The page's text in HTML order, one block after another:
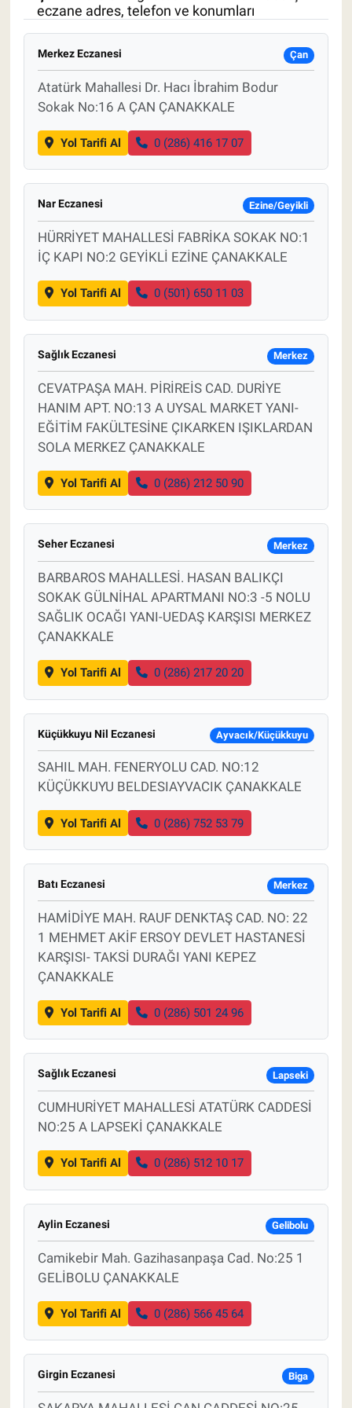
eczane adres, telefon ve konumları
Merkez Eczanesi Çan
Atatürk Mahallesi Dr. Hacı İbrahim Bodur
Sokak No:16 A ÇAN ÇANAKKALE
Yol Tarifi Al 0 (286) 416 17 07
Nar Eczanesi Ezine/Geyikli
HÜRRİYET MAHALLESİ FABRİKA SOKAK NO:1
İÇ KAPI NO:2 GEYİKLİ EZİNE ÇANAKKALE
Yol Tarifi Al 0 (501) 650 11 03
Sağlık Eczanesi Merkez
CEVATPAŞA MAH. PİRİREİS CAD. DURİYE
HANIM APT. NO:13 A UYSAL MARKET YANI-
EĞİTİM FAKÜLTESİNE ÇIKARKEN IŞIKLARDAN
SOLA MERKEZ ÇANAKKALE
Yol Tarifi Al 0 (286) 212 50 90
Seher Eczanesi Merkez
BARBAROS MAHALLESİ. HASAN BALIKÇI
SOKAK GÜLNİHAL APARTMANI NO:3 -5 NOLU
SAĞLIK OCAĞI YANI-UEDAŞ KARŞISI MERKEZ
ÇANAKKALE
Yol Tarifi Al 0 (286) 217 20 20
Küçükkuyu Nil Eczanesi Ayvacık/Küçükkuyu
SAHIL MAH. FENERYOLU CAD. NO:12
KÜÇÜKKUYU BELDESIAYVACIK ÇANAKKALE
Yol Tarifi Al 0 (286) 752 53 79
Batı Eczanesi Merkez
HAMİDİYE MAH. RAUF DENKTAŞ CAD. NO: 22
1 MEHMET AKİF ERSOY DEVLET HASTANESİ
KARŞISI- TAKSİ DURAĞI YANI KEPEZ
ÇANAKKALE
Yol Tarifi Al 0 (286) 501 24 96
Sağlık Eczanesi Lapseki
CUMHURİYET MAHALLESİ ATATÜRK CADDESİ
NO:25 A LAPSEKİ ÇANAKKALE
Yol Tarifi Al 0 (286) 512 10 17
Aylin Eczanesi Gelibolu
Camikebir Mah. Gazihasanpaşa Cad. No:25 1
GELİBOLU ÇANAKKALE
Yol Tarifi Al 0 (286) 566 45 64
Girgin Eczanesi Biga
Et fiyatları
Tarım Bilgisi
Yetiştirici Soruyor
Dünyada Tarım
Üretici Birlikleri
Şeker ve Şekerli Mamüller
Tahıllar ve Baklagiller
Tohum